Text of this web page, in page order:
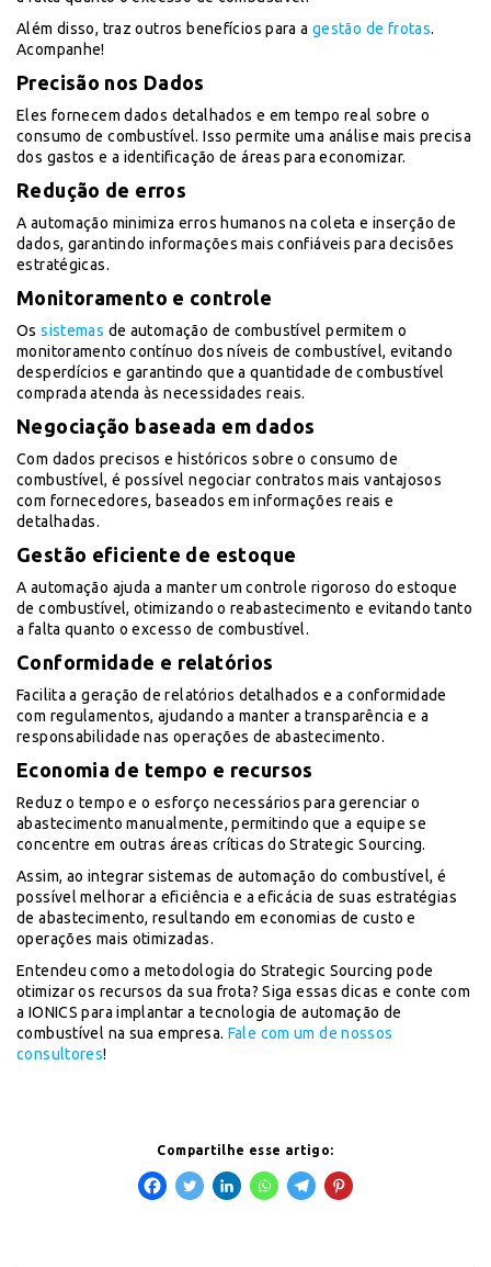
Além disso, traz outros benefícios para a gestão de frotas.
Acompanhe!
Precisão nos Dados
Eles fornecem dados detalhados e em tempo real sobre o
consumo de combustível. Isso permite uma análise mais precisa
dos gastos e a identificação de áreas para economizar.
Redução de erros
A automação minimiza erros humanos na coleta e inserção de
dados, garantindo informações mais confiáveis para decisões
estratégicas.
Monitoramento e controle
Ossistemas de automação de combustível permitem o
monitoramento contínuo dos níveis de combustível, evitando
desperdícios e garantindo que a quantidade de combustível
comprada atenda às necessidades reais.
Negociação baseada em dados
Com dados precisos e históricos sobre o consumo de
combustível, é possível negociar contratos mais vantajosos
com fornecedores, baseados em informações reais e
detalhadas.
Gestão eficiente de estoque
A automação ajuda a manter um controle rigoroso do estoque
de combustível, otimizando o reabastecimento e evitando tanto
a falta quanto o excesso de combustível.
Conformidade e relatórios
Facilita a geração de relatórios detalhados e a conformidade
com regulamentos, ajudando a manter a transparência e a
responsabilidade nas operações de abastecimento.
Economia de tempo e recursos
Reduz o tempo e o esforço necessários para gerenciar o
abastecimento manualmente, permitindo que a equipe se
concentre em outras áreas críticas do Strategic Sourcing.
Assim, ao integrar sistemas de automação do combustível, é
possível melhorar a eficiência e a eficácia de suas estratégias
de abastecimento, resultando em economias de custo e
operações mais otimizadas.
Entendeu como a metodologia do Strategic Sourcing pode
otimizar os recursos da sua frota?Siga essas dicas e conte com
a IONICS para implantar a tecnologia de automação de
combustível na sua empresa. Fale com um de nossos
consultores!
Compartilhe esse artigo: